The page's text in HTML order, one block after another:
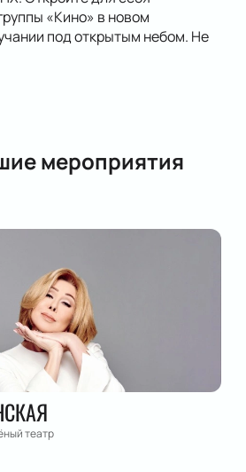
«Кино» в новом
под открытым небом. Не
мероприятия
театр